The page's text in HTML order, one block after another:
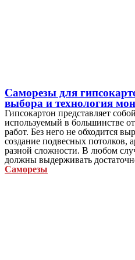
Саморезы для
выбора и технология
Гипсокартон представляет
используемый в большинстве
работ. Без него не обходится
создание подвесных потолков,
разной сложности. В любом
должны выдерживать
Саморезы